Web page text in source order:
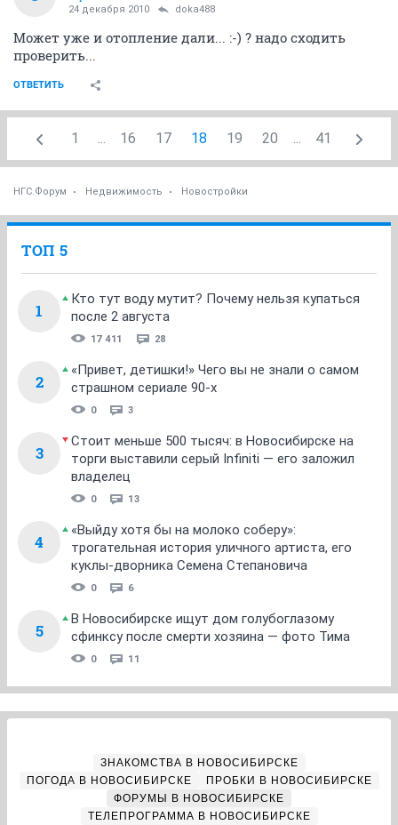
24 декабря 2010 doka488
Может уже и отопление дали... :-) ? надо сходить
проверить...
ОТВЕТИТЬ
1 ... 16 17 18 19 20 ... 41
НГС.Форум Недвижимость Новостройки
ТОП 5
1
Кто тут воду мутит? Почему нельзя купаться
после 2 августа
17 411 28
2
«Привет, детишки!» Чего вы не знали о самом
страшном сериале 90-х
0 3
3
Стоит меньше 500 тысяч: в Новосибирске на
торги выставили серый Infiniti — его заложил
владелец
0 13
4
«Выйду хотя бы на молоко соберу»:
трогательная история уличного артиста, его
куклы-дворника Семена Степановича
0 6
5
В Новосибирске ищут дом голубоглазому
сфинксу после смерти хозяина — фото Тима
0 11
ЗНАКОМСТВА В НОВОСИБИРСКЕ
ПОГОДА В НОВОСИБИРСКЕ
ПРОБКИ В НОВОСИБИРСКЕ
ФОРУМЫ В НОВОСИБИРСКЕ
ТЕЛЕПРОГРАММА В НОВОСИБИРСКЕ